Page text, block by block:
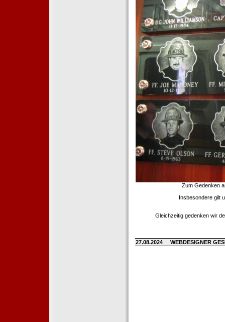
Zum Gedenken
Insbesondere gilt
Gleichzeitig gedenken wir
27.08.2024 WEBDESIGNER